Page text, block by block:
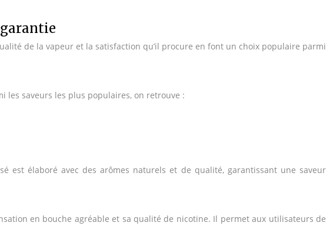
de la vapeur et la satisfaction qu’il procure en font un choix populaire parmi
les saveurs les plus populaires, on retrouve :
est élaboré avec des arômes naturels et de qualité, garantissant une saveur
en bouche agréable et sa qualité de nicotine. Il permet aux utilisateurs de